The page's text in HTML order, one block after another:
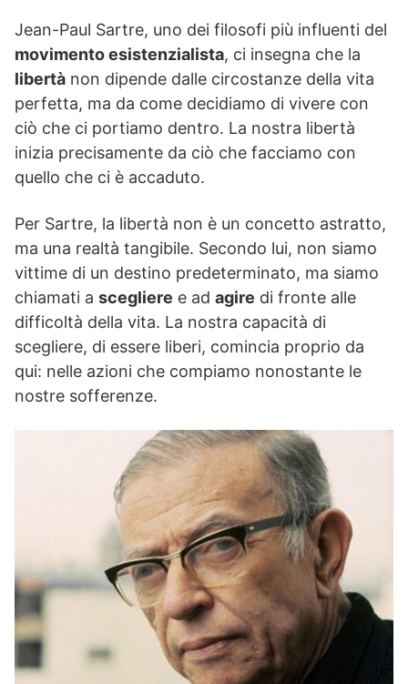
Jean-Paul Sartre, uno dei filosofi più influenti del
movimento esistenzialista, ci insegna che la
libertà non dipende dalle circostanze della vita
perfetta, ma da come decidiamo di vivere con
ciò che ci portiamo dentro. La nostra libertà
inizia precisamente da ciò che facciamo con
quello che ci è accaduto.
Per Sartre, la libertà non è un concetto astratto,
ma una realtà tangibile. Secondo lui, non siamo
vittime di un destino predeterminato, ma siamo
chiamati a scegliere e ad agire di fronte alle
difficoltà della vita. La nostra capacità di
scegliere, di essere liberi, comincia proprio da
qui: nelle azioni che compiamo nonostante le
nostre sofferenze.